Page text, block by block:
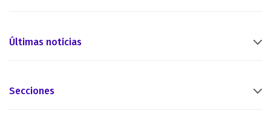
Últimas noticias
Secciones